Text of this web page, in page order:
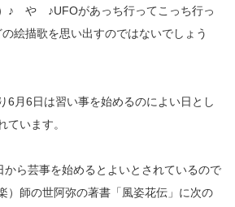
）♪ や ♪UFOがあっち行ってこっち行っ
絵描歌を思い出すのではないでしょう
6月6日は習い事を始めるのによい日とし
ています。
ら芸事を始めるとよいとされているので
）師の世阿弥の著書「風姿花伝」に次の